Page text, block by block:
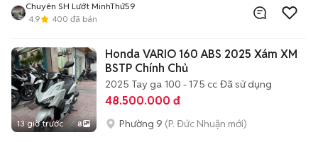
Chuyên SH Lướt MinhThứ59
4.9
400 đã bán
13 giờ trước 8
Honda VARIO 160 ABS 2025 Xám XM
BSTP Chính Chủ
2025 Tay ga 100 - 175 cc Đã sử dụng
48.500.000 đ
Phường 9 (P. Đức Nhuận mới)